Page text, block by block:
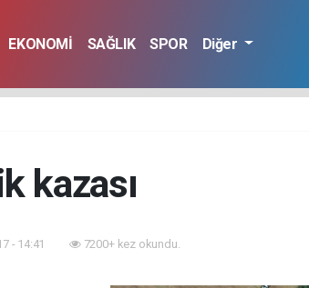
EKONOMİ SAĞLIK SPOR Diğer
kazası
- 14:41 7200+ kez okundu.